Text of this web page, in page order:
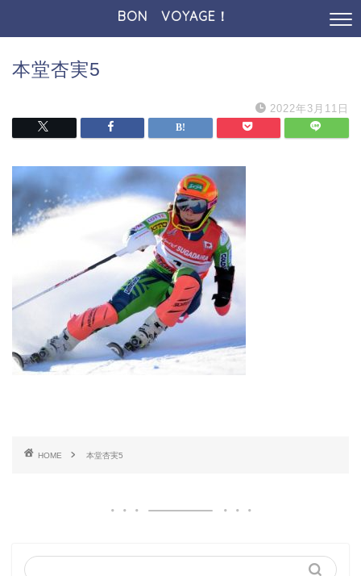
BON VOYAGE！
本堂杏実5
2022年3月11日
HOME 本堂杏実5